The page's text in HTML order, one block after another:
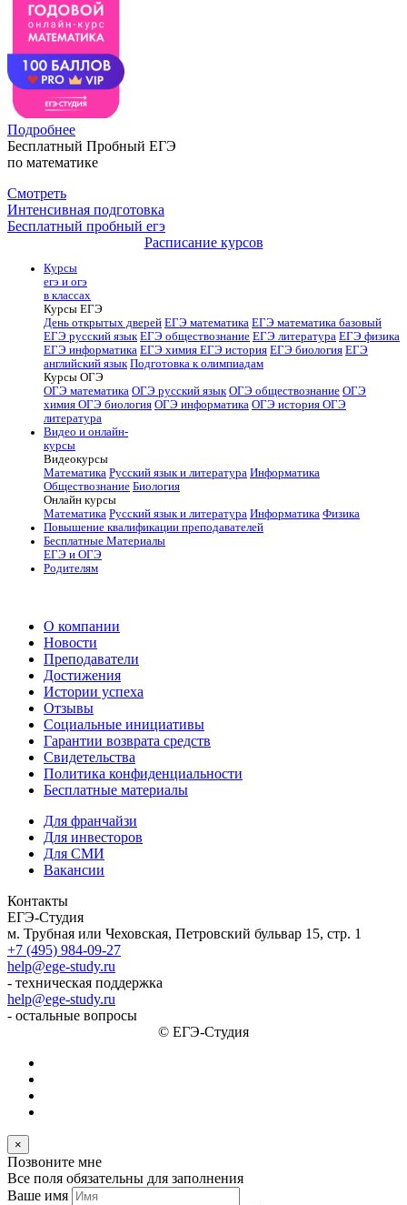
Подробнее
Бесплатный Пробный ЕГЭ
по математике
Смотреть
Интенсивная подготовка
Бесплатный пробный егэ
Расписание курсов
Курсы
егэ и огэ
в классах
Курсы ЕГЭ
День открытых дверей ЕГЭ математика ЕГЭ математика базовый
ЕГЭ русский язык ЕГЭ обществознание ЕГЭ литература ЕГЭ физика
ЕГЭ информатика ЕГЭ химия ЕГЭ история ЕГЭ биология ЕГЭ
английский язык Подготовка к олимпиадам
Курсы ОГЭ
ОГЭ математика ОГЭ русский язык ОГЭ обществознание ОГЭ
химия ОГЭ биология ОГЭ информатика ОГЭ история ОГЭ
литература
Видео и онлайн-
курсы
Видеокурсы
Математика Русский язык и литература Информатика
Обществознание Биология
Онлайн курсы
Математика Русский язык и литература Информатика Физика
Повышение квалификации преподавателей
Бесплатные Материалы
ЕГЭ и ОГЭ
Родителям
О компании
Новости
Преподаватели
Достижения
Истории успеха
Отзывы
Социальные инициативы
Гарантии возврата средств
Свидетельства
Политика конфиденциальности
Бесплатные материалы
Для франчайзи
Для инвесторов
Для СМИ
Вакансии
Контакты
ЕГЭ-Студия
м. Трубная или Чеховская, Петровский бульвар 15, стр. 1
+7 (495) 984-09-27
help@ege-study.ru
- техническая поддержка
help@ege-study.ru
- остальные вопросы
© ЕГЭ-Студия
×
Позвоните мне
Все поля обязательны для заполнения
Ваше имя